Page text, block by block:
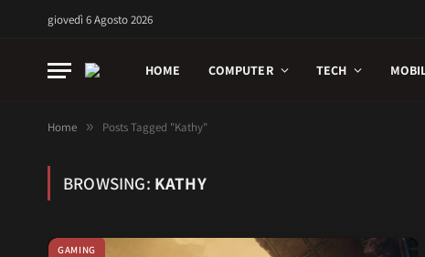
giovedì 6 Agosto 2026
HOME COMPUTER TECH
Home » Posts Tagged "Kathy"
BROWSING: KATHY
GAMING